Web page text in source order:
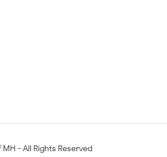
MH - All Rights Reserved